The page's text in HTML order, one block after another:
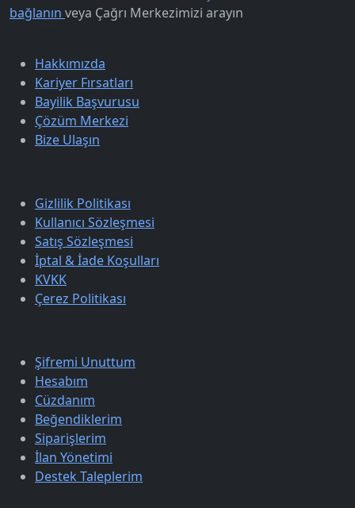
bağlanın veya Çağrı Merkezimizi arayın
Hakkımızda
Kariyer Fırsatları
Bayilik Başvurusu
Çözüm Merkezi
Bize Ulaşın
Gizlilik Politikası
Kullanıcı Sözleşmesi
Satış Sözleşmesi
İptal & İade Koşulları
KVKK
Çerez Politikası
Şifremi Unuttum
Hesabım
Cüzdanım
Beğendiklerim
Siparişlerim
İlan Yönetimi
Destek Taleplerim